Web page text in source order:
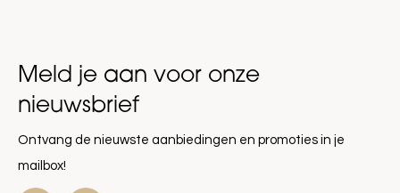
Meld je aan voor onze
nieuwsbrief
Ontvang de nieuwste aanbiedingen en promoties in je
mailbox!